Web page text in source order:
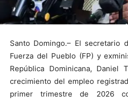
Santo Domingo.– El secretario
Fuerza del Pueblo (FP) y
República Dominicana, Daniel
crecimiento del empleo
primer trimestre de 2026